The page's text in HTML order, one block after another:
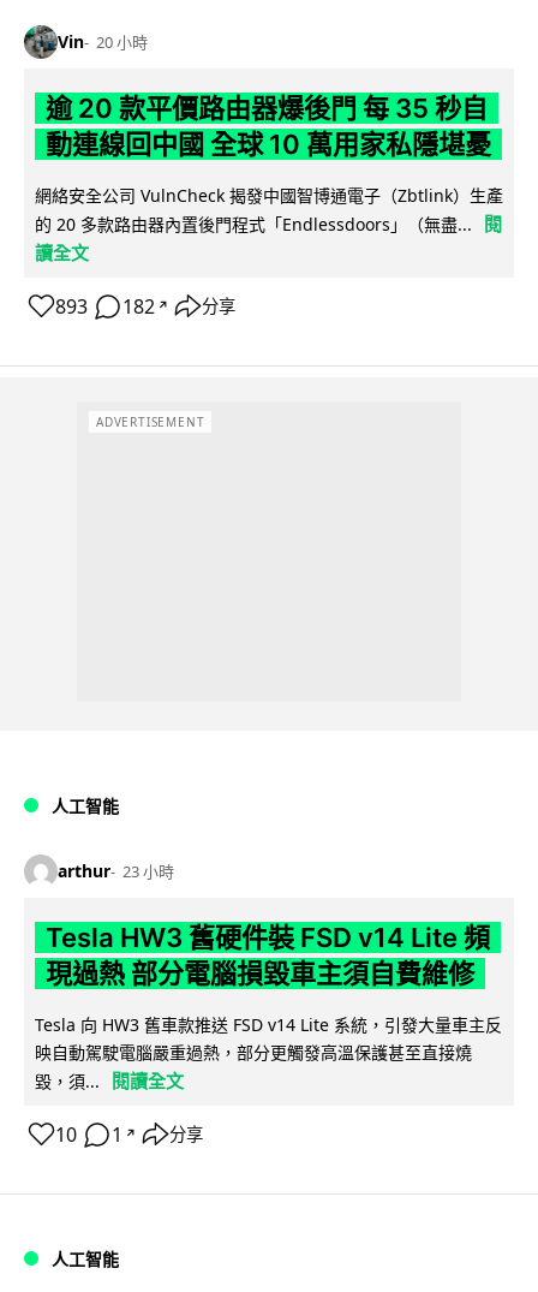
Vin 20 小時
逾 20 款平價路由器爆後門 每 35 秒自
動連線回中國 全球 10 萬用家私隱堪憂
網絡安全公司 VulnCheck 揭發中國智博通電子（Zbtlink）生產
的 20 多款路由器內置後門程式「Endlessdoors」（無盡...
閱
讀全文
893 182 ↗ 分享
ADVERTISEMENT
人工智能
arthur 23 小時
Tesla HW3 舊硬件裝 FSD v14 Lite 頻
現過熱 部分電腦損毀車主須自費維修
Tesla 向 HW3 舊車款推送 FSD v14 Lite 系統，引發大量車主反
映自動駕駛電腦嚴重過熱，部分更觸發高溫保護甚至直接燒
毀，須...
閱讀全文
10 1 ↗ 分享
人工智能